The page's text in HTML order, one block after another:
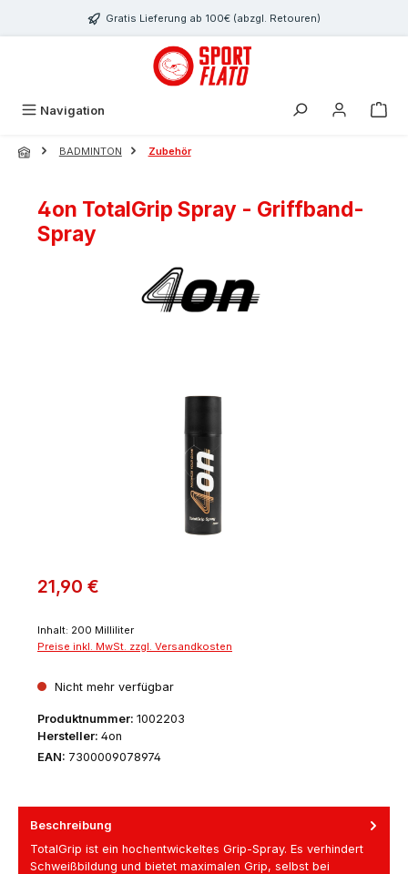
Zum Hauptinhalt springenGratis Lieferung ab 100€ (abzgl. Retouren)
Navigation
BADMINTON Zubehör
4on TotalGrip Spray - Griffband-
Spray
21,90 €
Inhalt: 200 Milliliter
Preise inkl. MwSt. zzgl. Versandkosten
Nicht mehr verfügbar
Produktnummer: 1002203
Hersteller: 4on
EAN: 7300009078974
Beschreibung
TotalGrip ist ein hochentwickeltes Grip-Spray. Es verhindert
Schweißbildung und bietet maximalen Grip, selbst bei